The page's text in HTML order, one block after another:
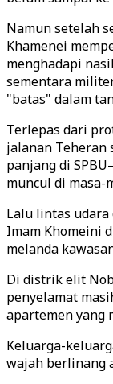
Namun setelah
Khamenei
menghadapi
sementara
"batas" dalam
Terlepas dari
jalanan Teheran
panjang di
muncul di masa-
Lalu lintas
Imam Khomeini
melanda
Di distrik elit
penyelamat
apartemen yang
Keluarga-
wajah berlinang